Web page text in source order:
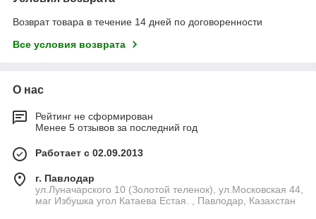
Возврат товара в течение 14 дней по договоренности
Все условия возврата
О нас
Рейтинг не сформирован
Менее 5 отзывов за последний год
Работает с 02.09.2013
г. Павлодар
ул.Луначарского 10 (Золотой теленок), ул.Московская 44,
маг Избушка угол Катаева Естая. , Павлодар, Казахстан